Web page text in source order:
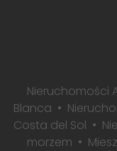
Nieruchomości
Blanca
Costa del Sol
morzem